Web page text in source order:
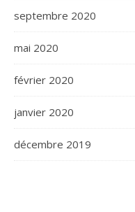
septembre 2020
mai 2020
février 2020
janvier 2020
décembre 2019